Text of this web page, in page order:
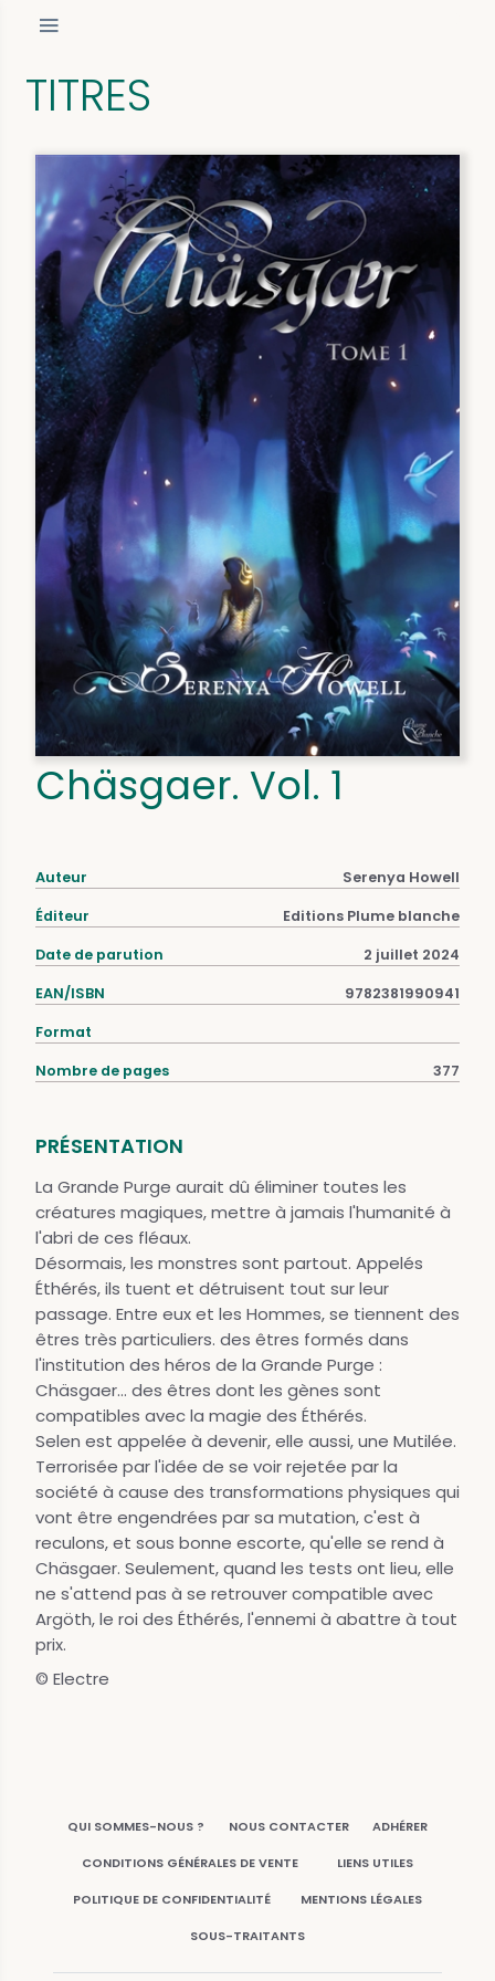
TITRES
Chäsgaer. Vol. 1
Auteur Serenya Howell
Éditeur Editions Plume blanche
Date de parution 2 juillet 2024
EAN/ISBN 9782381990941
Format
Nombre de pages 377
PRÉSENTATION
La Grande Purge aurait dû éliminer toutes les
créatures magiques, mettre à jamais l'humanité à
l'abri de ces fléaux.
Désormais, les monstres sont partout. Appelés
Éthérés, ils tuent et détruisent tout sur leur
passage. Entre eux et les Hommes, se tiennent des
êtres très particuliers. des êtres formés dans
l'institution des héros de la Grande Purge :
Chäsgaer... des êtres dont les gènes sont
compatibles avec la magie des Éthérés.
Selen est appelée à devenir, elle aussi, une Mutilée.
Terrorisée par l'idée de se voir rejetée par la
société à cause des transformations physiques qui
vont être engendrées par sa mutation, c'est à
reculons, et sous bonne escorte, qu'elle se rend à
Chäsgaer. Seulement, quand les tests ont lieu, elle
ne s'attend pas à se retrouver compatible avec
Argöth, le roi des Éthérés, l'ennemi à abattre à tout
prix.
© Electre
QUI SOMMES-NOUS ? NOUS CONTACTER ADHÉRER
CONDITIONS GÉNÉRALES DE VENTE LIENS UTILES
POLITIQUE DE CONFIDENTIALITÉ MENTIONS LÉGALES
SOUS-TRAITANTS